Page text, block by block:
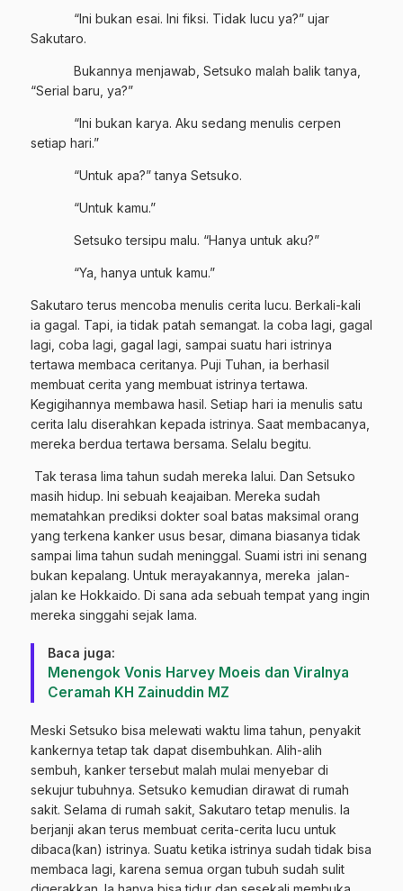
“Ini bukan esai. Ini fiksi. Tidak lucu ya?” ujar
Sakutaro.
Bukannya menjawab, Setsuko malah balik tanya,
“Serial baru, ya?”
“Ini bukan karya. Aku sedang menulis cerpen
setiap hari.”
“Untuk apa?” tanya Setsuko.
“Untuk kamu.”
Setsuko tersipu malu. “Hanya untuk aku?”
“Ya, hanya untuk kamu.”
Sakutaro terus mencoba menulis cerita lucu. Berkali-kali
ia gagal. Tapi, ia tidak patah semangat. Ia coba lagi, gagal
lagi, coba lagi, gagal lagi, sampai suatu hari istrinya
tertawa membaca ceritanya. Puji Tuhan, ia berhasil
membuat cerita yang membuat istrinya tertawa.
Kegigihannya membawa hasil. Setiap hari ia menulis satu
cerita lalu diserahkan kepada istrinya. Saat membacanya,
mereka berdua tertawa bersama. Selalu begitu.
Tak terasa lima tahun sudah mereka lalui. Dan Setsuko
masih hidup. Ini sebuah keajaiban. Mereka sudah
mematahkan prediksi dokter soal batas maksimal orang
yang terkena kanker usus besar, dimana biasanya tidak
sampai lima tahun sudah meninggal. Suami istri ini senang
bukan kepalang. Untuk merayakannya, mereka jalan-
jalan ke Hokkaido. Di sana ada sebuah tempat yang ingin
mereka singgahi sejak lama.
Baca juga:
Menengok Vonis Harvey Moeis dan Viralnya
Ceramah KH Zainuddin MZ
Meski Setsuko bisa melewati waktu lima tahun, penyakit
kankernya tetap tak dapat disembuhkan. Alih-alih
sembuh, kanker tersebut malah mulai menyebar di
sekujur tubuhnya. Setsuko kemudian dirawat di rumah
sakit. Selama di rumah sakit, Sakutaro tetap menulis. Ia
berjanji akan terus membuat cerita-cerita lucu untuk
dibaca(kan) istrinya. Suatu ketika istrinya sudah tidak bisa
membaca lagi, karena semua organ tubuh sudah sulit